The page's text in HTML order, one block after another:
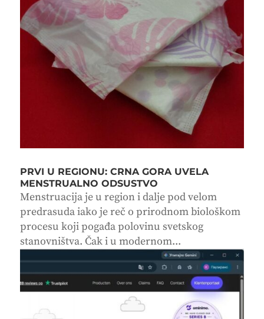
PRVI U REGIONU: CRNA GORA UVELA
MENSTRUALNO ODSUSTVO
Menstruacija je u region i dalje pod velom
predrasuda iako je reč o prirodnom biološkom
procesu koji pogađa polovinu svetskog
stanovništva. Čak i u modernom...